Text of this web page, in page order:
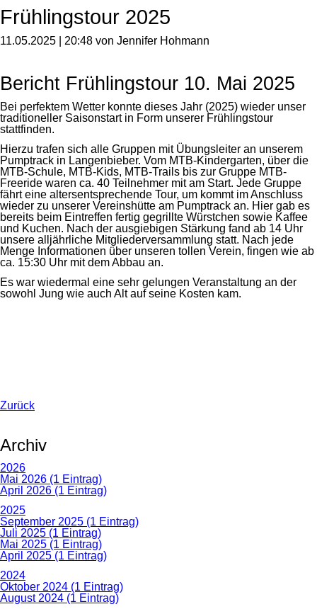
Frühlingstour 2025
11.05.2025 | 20:48 von Jennifer Hohmann
Bericht Frühlingstour 10. Mai 2025
Bei perfektem Wetter konnte dieses Jahr (2025) wieder unser
traditioneller Saisonstart in Form unserer Frühlingstour
stattfinden.
Hierzu trafen sich alle Gruppen mit Übungsleiter an unserem
Pumptrack in Langenbieber. Vom MTB-Kindergarten, über die
MTB-Schule, MTB-Kids, MTB-Trails bis zur Gruppe MTB-
Freeride waren ca. 40 Teilnehmer mit am Start. Jede Gruppe
fährt eine altersentsprechende Tour, um kommt im Anschluss
wieder zu unserer Vereinshütte am Pumptrack an. Hier gab es
bereits beim Eintreffen fertig gegrillte Würstchen sowie Kaffee
und Kuchen. Nach der ausgiebigen Stärkung fand ab 14 Uhr
unsere alljährliche Mitgliederversammlung statt. Nach jede
Menge Informationen über unseren tollen Verein, fingen wie ab
ca. 15:30 Uhr mit dem Abbau an.
Es war wiedermal eine sehr gelungen Veranstaltung an der
sowohl Jung wie auch Alt auf seine Kosten kam.
Zurück
Archiv
2026
Mai 2026 (1 Eintrag)
April 2026 (1 Eintrag)
2025
September 2025 (1 Eintrag)
Juli 2025 (1 Eintrag)
Mai 2025 (1 Eintrag)
April 2025 (1 Eintrag)
2024
Oktober 2024 (1 Eintrag)
August 2024 (1 Eintrag)